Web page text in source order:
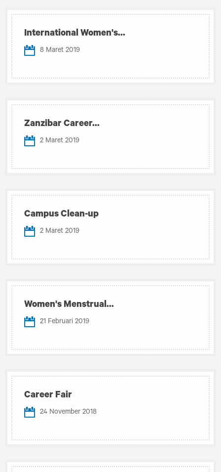
International Women's...
8 Maret 2019
Zanzibar Career...
2 Maret 2019
Campus Clean-up
2 Maret 2019
Women's Menstrual...
21 Februari 2019
Career Fair
24 November 2018